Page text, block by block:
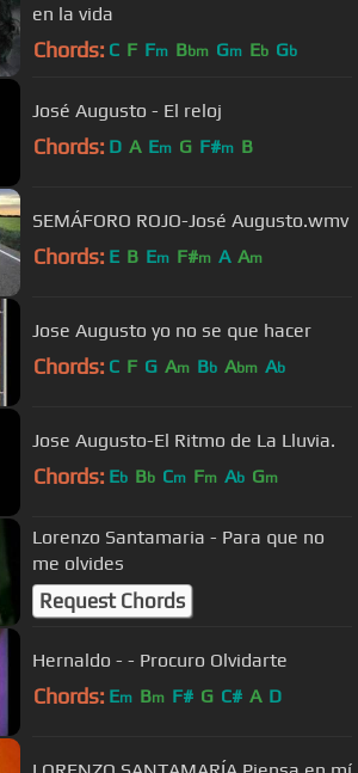
en la vida
Chords: C F Fm Bbm Gm Eb Gb
José Augusto - El reloj
Chords: D A Em G F#m B
SEMÁFORO ROJO-José Augusto.wmv
Chords: E B Em F#m A Am
Jose Augusto yo no se que hacer
Chords: C F G Am Bb Abm Ab
Jose Augusto-El Ritmo de La Lluvia.
Chords: Eb Bb Cm Fm Ab Gm
Lorenzo Santamaria - Para que no
me olvides
Request Chords
Hernaldo - - Procuro Olvidarte
Chords: Em Bm F# G C# A D